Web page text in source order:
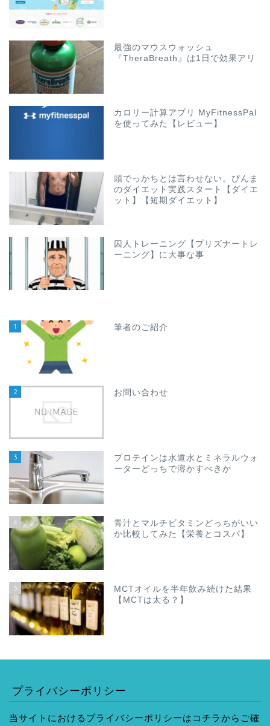
最強のマウスウォッシュ
『TheraBreath』は1日で効果アリ
カロリー計算アプリ MyFitnessPal
を使ってみた【レビュー】
頭でっかちとは言わせない。ぴんま
のダイエット実践スタート【ダイエ
ット】【短期ダイエット】
囚人トレーニング【プリズナートレ
ーニング】に大事な事
1 筆者のご紹介
2 お問い合わせ
3
プロテインは水道水とミネラルウォ
ーターどっちで溶かすべきか
4
青汁とマルチビタミンどっちがいい
か比較してみた【栄養とコスパ】
5
MCTオイルを半年飲み続けた結果
【MCTは太る？】
プライバシーポリシー
当サイトにおけるプライバシーポリシーはコチラからご確